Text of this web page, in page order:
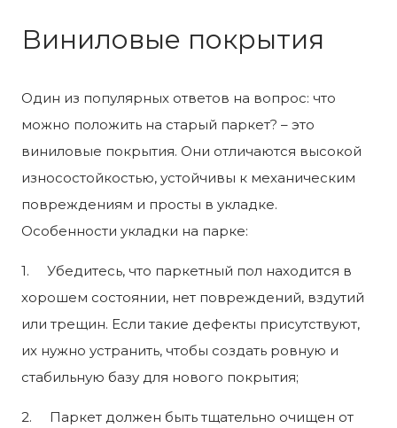
Виниловые покрытия
Один из популярных ответов на вопрос: что
можно положить на старый паркет? – это
виниловые покрытия. Они отличаются высокой
износостойкостью, устойчивы к механическим
повреждениям и просты в укладке.
Особенности укладки на парке:
1. Убедитесь, что паркетный пол находится в
хорошем состоянии, нет повреждений, вздутий
или трещин. Если такие дефекты присутствуют,
их нужно устранить, чтобы создать ровную и
стабильную базу для нового покрытия;
2. Паркет должен быть тщательно очищен от